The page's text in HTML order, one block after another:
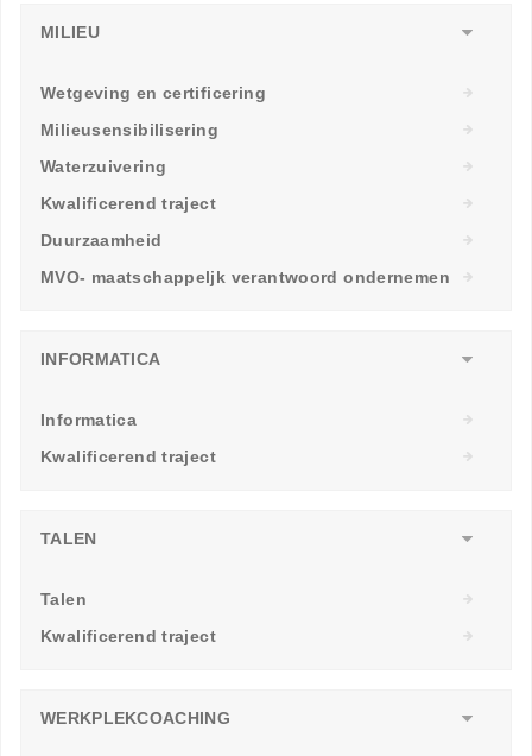
MILIEU
Wetgeving en certificering
Milieusensibilisering
Waterzuivering
Kwalificerend traject
Duurzaamheid
MVO- maatschappeljk verantwoord ondernemen
INFORMATICA
Informatica
Kwalificerend traject
TALEN
Talen
Kwalificerend traject
WERKPLEKCOACHING